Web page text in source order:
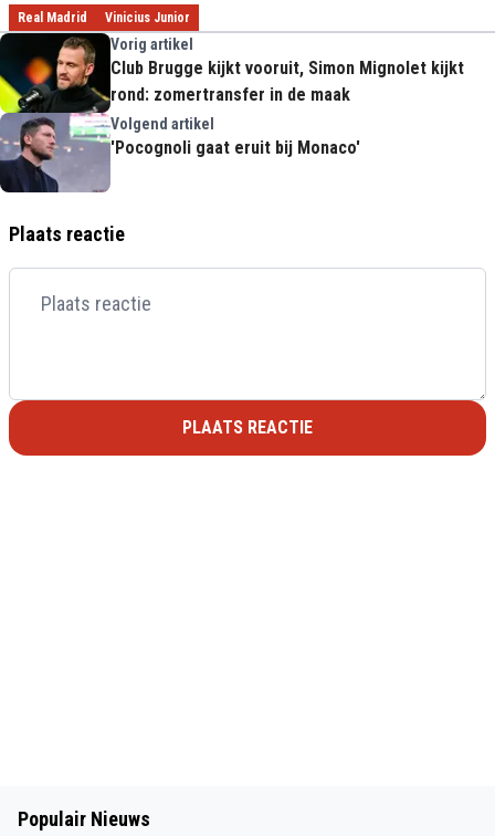
Real Madrid Vinicius Junior
Vorig artikel
Club Brugge kijkt vooruit, Simon Mignolet kijkt
rond: zomertransfer in de maak
Volgend artikel
'Pocognoli gaat eruit bij Monaco'
Plaats reactie
PLAATS REACTIE
Populair Nieuws